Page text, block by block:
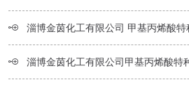
淄博金茵化工有限公司 甲基丙烯酸特种酯及季铵盐自动化技术改
淄博金茵化工有限公司甲基丙烯酸特种酯及季铵盐自动化技术改造项目环境